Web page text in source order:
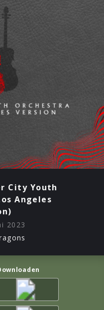
City Youth
Angeles
2023